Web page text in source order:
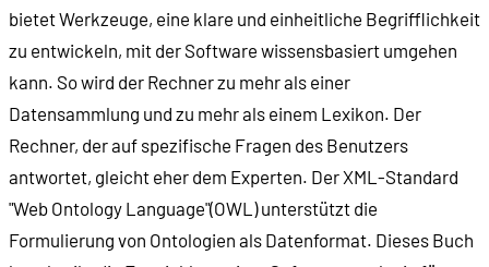
bietet Werkzeuge, eine klare und einheitliche Begrifflichkeit
zu entwickeln, mit der Software wissensbasiert umgehen
kann. So wird der Rechner zu mehr als einer
Datensammlung und zu mehr als einem Lexikon. Der
Rechner, der auf spezifische Fragen des Benutzers
antwortet, gleicht eher dem Experten. Der XML-Standard
"Web Ontology Language"(OWL) unterstützt die
Formulierung von Ontologien als Datenformat. Dieses Buch